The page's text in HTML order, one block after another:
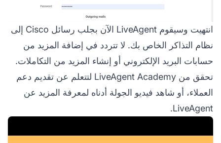
انتهيت وسيقوم LiveAgent الآن بجلب رسائل Cisco إلى
نظام التذاكر الخاص بك. لا تتردد في إضافة المزيد من
حسابات البريد الإلكتروني أو إنشاء المزيد من التكاملات.
تحقق من LiveAgent Academy لتتعلم عن تقديم دعم
العملاء، أو شاهد فيديو الجولة أدناه لمعرفة المزيد عن
LiveAgent.